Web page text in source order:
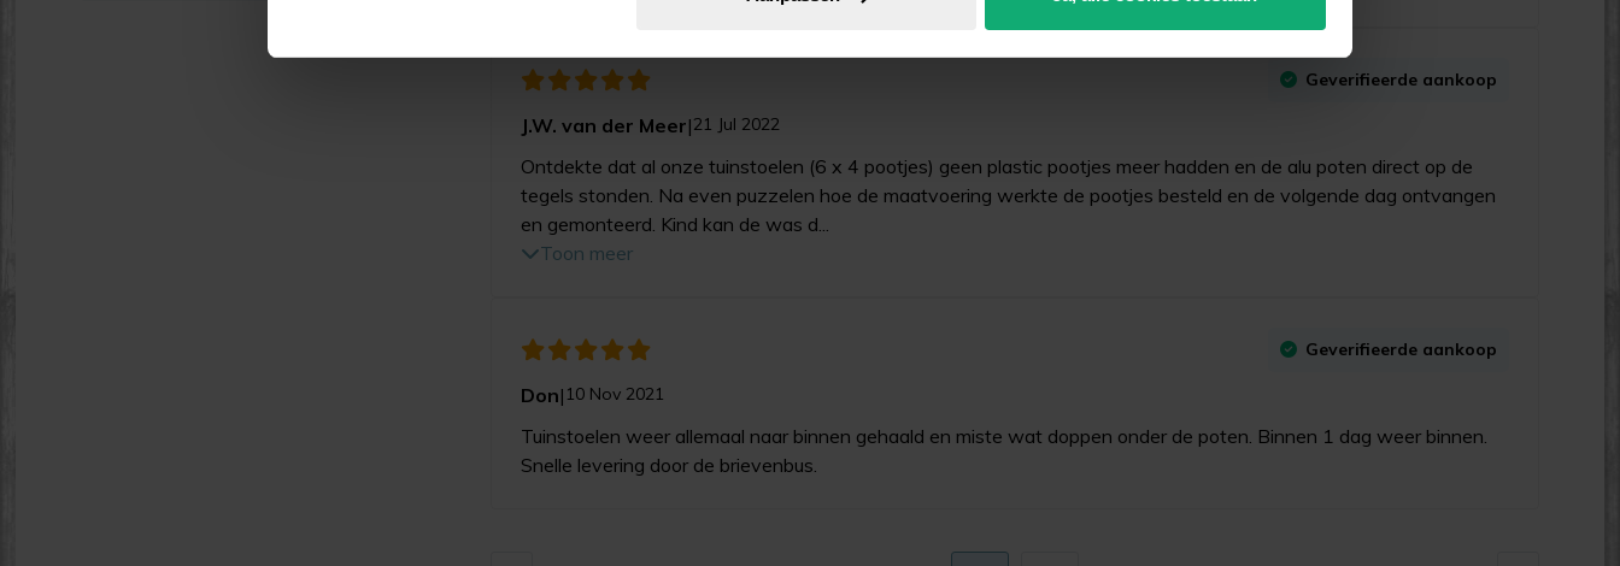
Geverifieerde aankoop
J.W. van der Meer|21 Jul 2022
Ontdekte dat al onze tuinstoelen (6 x 4 pootjes) geen plastic pootjes meer hadden en de alu poten direct op de
tegels stonden. Na even puzzelen hoe de maatvoering werkte de pootjes besteld en de volgende dag ontvangen
en gemonteerd. Kind kan de was d...
Toon meer
Geverifieerde aankoop
Don| 10 Nov 2021
Tuinstoelen weer allemaal naar binnen gehaald en miste wat doppen onder de poten. Binnen 1 dag weer binnen.
Snelle levering door de brievenbus.